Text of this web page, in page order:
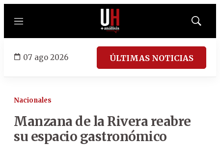
Menú
Mostrar
07 ago 2026 ÚLTIMAS NOTICIAS
Nacionales
Manzana de la Rivera reabre
su espacio gastronómico